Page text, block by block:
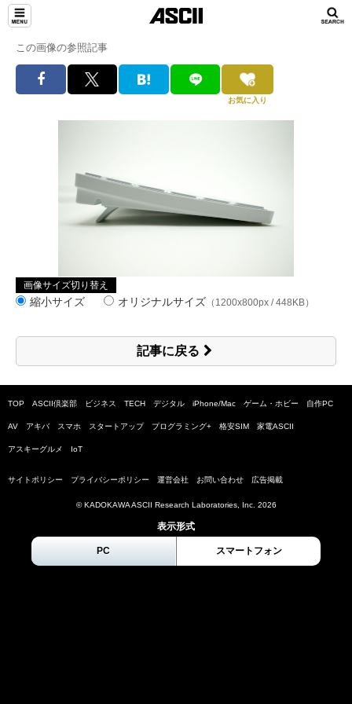
この画像の参照記事
お気に入り
画像サイズ切り替え
縮小サイズ オリジナルサイズ （1200x800px / 448KB）
記事に戻る
TOP ASCII倶楽部 ビジネス TECH デジタル iPhone/Mac ゲーム・ホビー 自作PC
AV アキバ スマホ スタートアップ プログラミング+ 格安SIM 家電ASCII
アスキーグルメ IoT
サイトポリシー プライバシーポリシー 運営会社 お問い合わせ 広告掲載
© KADOKAWA ASCII Research Laboratories, Inc. 2026
表示形式
PC スマートフォン